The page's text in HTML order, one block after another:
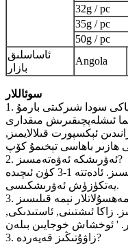
32g / pc
35g / pc
50g / pc
ئاساسلىق
بازار
Angola
سوئاللار
ئىشلەپچىقىرىش مىقدارى
ئېكسپورت قىلالايمىز,
2. ئەۋرىشكە ئەۋەتەمسىز?
شۇنداق, شام ئەۋرىشىم ھەقسىز. ئادەتتە 1-3 كۈن ئىچىدە
يەتكۈزۈش ئەۋرىشكىسى.
زاكا ئىشتىنى, ئاستىدىكى,
3. زاۋۇتىڭىز قەيەردە?